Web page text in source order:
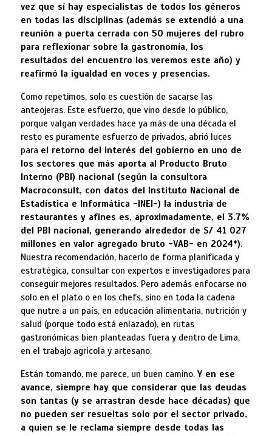
vez que sí hay especialistas de todos los géneros
en todas las disciplinas (además se extendió a una
reunión a puerta cerrada con 50 mujeres del rubro
para reflexionar sobre la gastronomía, los
resultados del encuentro los veremos este año) y
reafirmó la igualdad en voces y presencias.
Como repetimos, solo es cuestión de sacarse las
anteojeras. Este esfuerzo, que vino desde lo público,
porque valgan verdades hace ya más de una década el
resto es puramente esfuerzo de privados, abrió luces
para el retorno del interés del gobierno en uno de
los sectores que más aporta al Producto Bruto
Interno (PBI) nacional (según la consultora
Macroconsult, con datos del Instituto Nacional de
Estadística e Informática -INEI-) la industria de
restaurantes y afines es, aproximadamente, el 3.7%
del PBI nacional, generando alrededor de S/ 41 027
millones en valor agregado bruto -VAB- en 2024*).
Nuestra recomendación, hacerlo de forma planificada y
estratégica, consultar con expertos e investigadores para
conseguir mejores resultados. Pero además enfocarse no
solo en el plato o en los chefs, sino en toda la cadena
que nutre a un país, en educación alimentaria, nutrición y
salud (porque todo está enlazado), en rutas
gastronómicas bien planteadas fuera y dentro de Lima,
en el trabajo agrícola y artesano.
Están tomando, me parece, un buen camino. Y en ese
avance, siempre hay que considerar que las deudas
son tantas (y se arrastran desde hace décadas) que
no pueden ser resueltas solo por el sector privado,
a quien se le reclama siempre desde todas las